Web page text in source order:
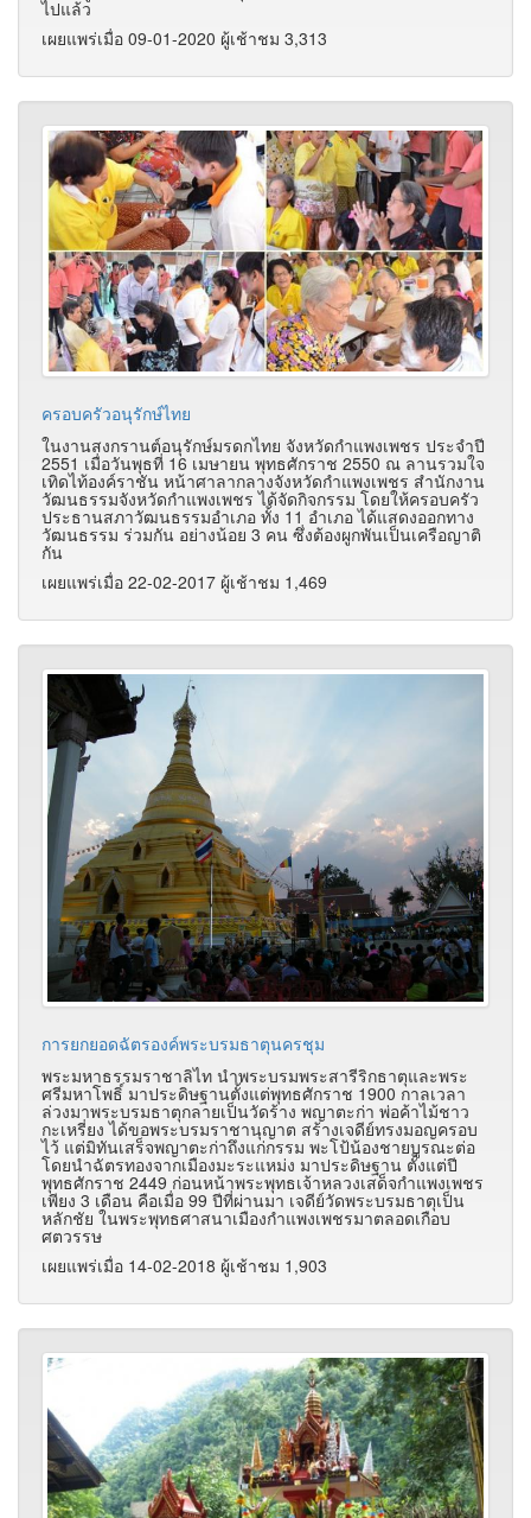
ไปแล้ว
เผยแพร่เมื่อ 09-01-2020 ผู้เช้าชม 3,313
ครอบครัวอนุรักษ์ไทย
ในงานสงกรานต์อนุรักษ์มรดกไทย จังหวัดกำแพงเพชร ประจำปี
2551 เมื่อวันพุธที่ 16 เมษายน พุทธศักราช 2550 ณ ลานรวมใจ
เทิดไท้องค์ราชัน หน้าศาลากลางจังหวัดกำแพงเพชร สำนักงาน
วัฒนธรรมจังหวัดกำแพงเพชร ได้จัดกิจกรรม โดยให้ครอบครัว
ประธานสภาวัฒนธรรมอำเภอ ทั้ง 11 อำเภอ ได้แสดงออกทาง
วัฒนธรรม ร่วมกัน อย่างน้อย 3 คน ซึ่งต้องผูกพันเป็นเครือญาติ
กัน
เผยแพร่เมื่อ 22-02-2017 ผู้เช้าชม 1,469
การยกยอดฉัตรองค์พระบรมธาตุนครชุม
พระมหาธรรมราชาลิไท นำพระบรมพระสารีริกธาตุและพระ
ศรีมหาโพธิ์ มาประดิษฐานตั้งแต่พุทธศักราช 1900 กาลเวลา
ล่วงมาพระบรมธาตุกลายเป็นวัดร้าง พญาตะก่า พ่อค้าไม้ชาว
กะเหรี่ยง ได้ขอพระบรมราชานุญาต สร้างเจดีย์ทรงมอญครอบ
ไว้ แต่มิทันเสร็จพญาตะก่าถึงแก่กรรม พะโป้น้องชายบูรณะต่อ
โดยนำฉัตรทองจากเมืองมะระแหม่ง มาประดิษฐาน ตั้งแต่ปี
พุทธศักราช 2449 ก่อนหน้าพระพุทธเจ้าหลวงเสด็จกำแพงเพชร
เพียง 3 เดือน คือเมื่อ 99 ปีที่ผ่านมา เจดีย์วัดพระบรมธาตุเป็น
หลักชัย ในพระพุทธศาสนาเมืองกำแพงเพชรมาตลอดเกือบ
ศตวรรษ
เผยแพร่เมื่อ 14-02-2018 ผู้เช้าชม 1,903